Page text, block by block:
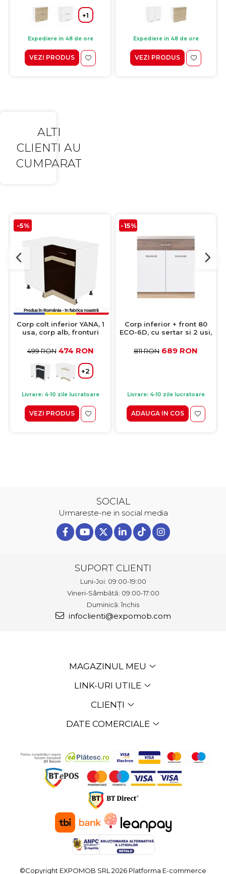
+1
Expediere in 48 de ore
VEZI PRODUS
Expediere in 48 de ore
VEZI PRODUS
ALTI
CLIENTI AU
CUMPARAT
-5%
Corp colt inferior YANA, 1
usa, corp alb, fronturi
deschis, 90x62x77 cm
499 RON 474 RON
+2
Livrare: 4-10 zile lucratoare
VEZI PRODUS
-15%
Corp inferior + front 80
ECO-6D, cu sertar si 2 usi,
fronturi alb lucios + stejar
811 RON 689 RON
Livrare: 4-10 zile lucratoare
ADAUGA IN COS
SOCIAL
Urmareste-ne in social media
SUPORT CLIENTI
Luni-Joi: 09:00-19:00
Vineri-Sâmbătă: 09:00-17:00
Duminică: închis
infoclienti@expomob.com
MAGAZINUL MEU
LINK-URI UTILE
CLIENȚI
DATE COMERCIALE
©Copyright EXPOMOB SRL 2026 Platforma E-commerce